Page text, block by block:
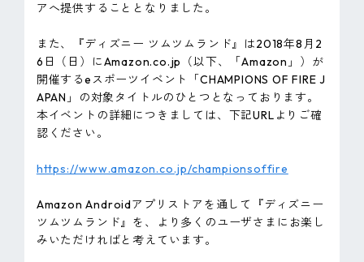
アへ提供することとなりました。
また、『ディズニー ツムツムランド』は2018年8月2
6日（日）にAmazon.co.jp（以下、「Amazon」）が
開催するeスポーツイベント「CHAMPIONS OF FIRE J
APAN」の対象タイトルのひとつとなっております。
本イベントの詳細につきましては、下記URLよりご確
認ください。
https://www.amazon.co.jp/championsoffire
Amazon Androidアプリストアを通して『ディズニー
ツムツムランド』を、より多くのユーザさまにお楽し
みいただければと考えています。